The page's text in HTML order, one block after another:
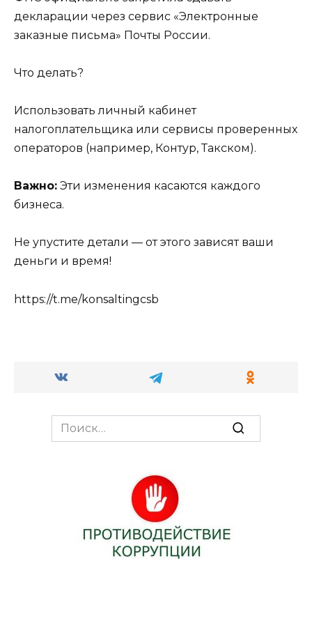
декларации через сервис «Электронные
заказные письма» Почты России.
Что делать?
Использовать личный кабинет
налогоплательщика или сервисы проверенных
операторов (например, Контур, Такском).
Важно: Эти изменения касаются каждого
бизнеса.
Не упустите детали — от этого зависят ваши
деньги и время!
https://t.me/konsaltingcsb
Search
for: